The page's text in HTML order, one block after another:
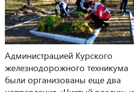
Администрацией Курского
железнодорожного техникума
были организованы еще два